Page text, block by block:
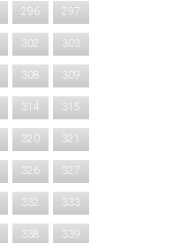
296 297
302 303
308 309
314 315
320 321
326 327
332 333
338 339